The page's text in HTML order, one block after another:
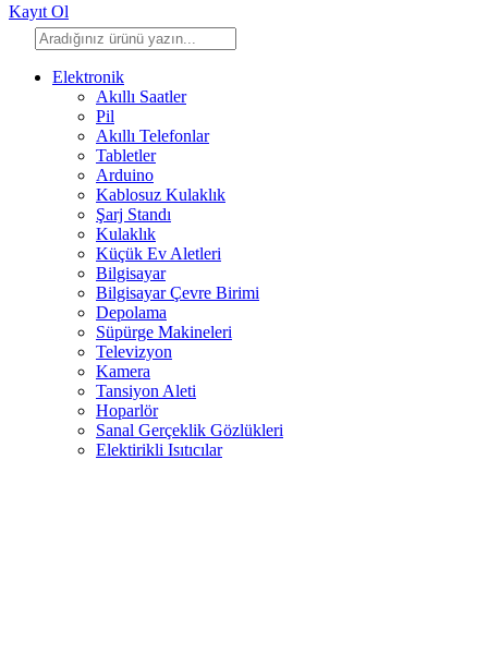
Kayıt Ol
Elektronik
Akıllı Saatler
Pil
Akıllı Telefonlar
Tabletler
Arduino
Kablosuz Kulaklık
Şarj Standı
Kulaklık
Küçük Ev Aletleri
Bilgisayar
Bilgisayar Çevre Birimi
Depolama
Süpürge Makineleri
Televizyon
Kamera
Tansiyon Aleti
Hoparlör
Sanal Gerçeklik Gözlükleri
Elektirikli Isıtıcılar